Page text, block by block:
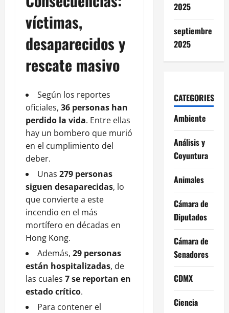
víctimas,
desaparecidos y
rescate masivo
Según los reportes
oficiales, 36 personas han
perdido la vida. Entre ellas
hay un bombero que murió
en el cumplimiento del
deber.
Unas 279 personas
siguen desaparecidas, lo
que convierte a este
incendio en el más
mortífero en décadas en
Hong Kong.
Además, 29 personas
están hospitalizadas, de
las cuales 7 se reportan en
estado crítico.
Para contener el
2025
septiembre
2025
CATEGORIES
Ambiente
Análisis y
Coyuntura
Animales
Cámara de
Diputados
Cámara de
Senadores
CDMX
Ciencia